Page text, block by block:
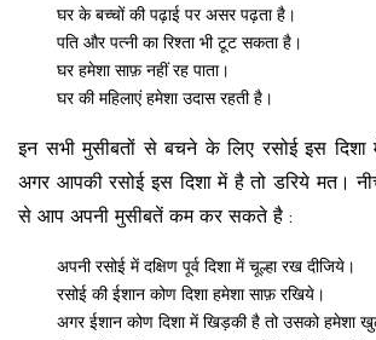
घर के बच्चों की पढ़ाई पर असर पढ़ता है।
पति और पत्नी का रिश्ता भी टूट सकता है।
घर हमेशा साफ़ नहीं रह पाता।
घर की महिलाएं हमेशा उदास रहती है।
इन सभी मुसीबतों से बचने के लिए रसोई इस दिशा
अगर आपकी रसोई इस दिशा में है तो डरिये मत।
से आप अपनी मुसीबतें कम कर सकते है :
अपनी रसोई में दक्षिण पूर्व दिशा में चूल्हा रख दीजिये।
रसोई की ईशान कोण दिशा हमेशा साफ़ रखिये।
अगर ईशान कोण दिशा में खिड़की है तो उसको हमेशा